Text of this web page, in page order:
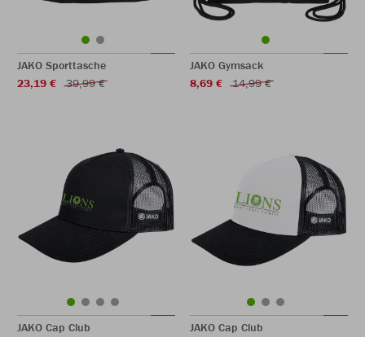
JAKO Sporttasche
23,19 €
39,99 €
JAKO Gymsack
8,69 €
14,99 €
JAKO Cap Club
JAKO Cap Club